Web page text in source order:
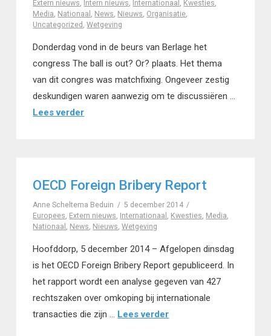
Extern nieuws, Intern nieuws, Internationaal , Kwesties,
Media, Nationaal , News, Nieuws, Organisatie,
Uncategorized ,Wetgeving
Donderdag vond in de beurs van Berlage het
congress The ball is out? Or? plaats. Het thema
van dit congres was matchfixing. Ongeveer zestig
deskundigen waren aanwezig om te discussiëren …
Lees verder
OECD Foreign Bribery Report
Anne Scheltema Beduin
5 december 2014
Europees, Extern nieuws, Internationaal , Kwesties, Media,
Nationaal , News, Nieuws,Wetgeving
Hoofddorp, 5 december 2014 – Afgelopen dinsdag
is het OECD Foreign Bribery Report gepubliceerd. In
het rapport wordt een analyse gegeven van 427
rechtszaken over omkoping bij internationale
transacties die zijn … Lees verder